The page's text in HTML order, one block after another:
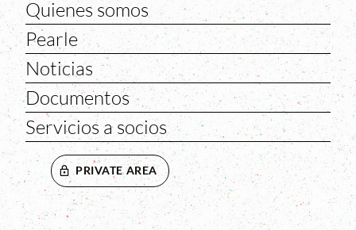
Quienes somos
Pearle
Noticias
Documentos
Servicios a socios
PRIVATE AREA